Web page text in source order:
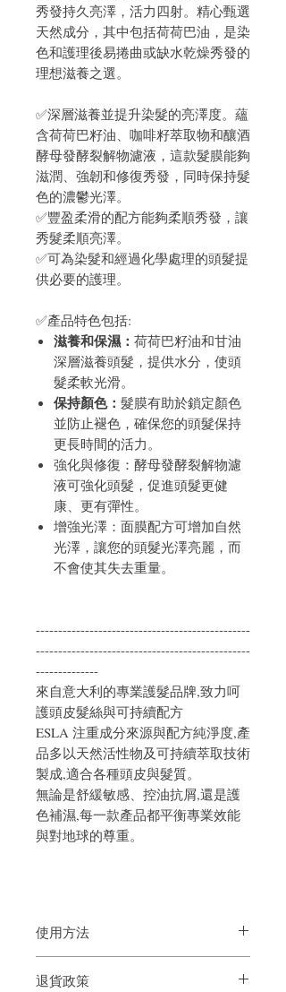
秀發持久亮澤，活力四射。精心甄選
天然成分，其中包括荷荷巴油，是染
色和護理後易捲曲或缺水乾燥秀發的
理想滋養之選。
✅深層滋養並提升染髮的亮澤度。蘊
含荷荷巴籽油、咖啡籽萃取物和釀酒
酵母發酵裂解物濾液，這款髮膜能夠
滋潤、強韌和修復秀發，同時保持髮
色的濃鬱光澤。
✅豐盈柔滑的配方能夠柔順秀發，讓
秀髮柔順亮澤。
✅可為染髮和經過化學處理的頭髮提
供必要的護理。
✅產品特色包括:
滋養和保濕： 荷荷巴籽油和甘油
深層滋養頭髮，提供水分，使頭
髮柔軟光滑。
保持顏色： 髮膜有助於鎖定顏色
並防止褪色，確保您的頭髮保持
更長時間的活力。
強化與修復：酵母發酵裂解物濾
液可強化頭髮，促進頭髮更健
康、更有彈性。
增強光澤：面膜配方可增加自然
光澤，讓您的頭髮光澤亮麗，而
不會使其失去重量。
------------------------------------------------
------------------------------------------------
--------------
來自意大利的專業護髮品牌,致力呵
護頭皮髮絲與可持續配方
ESLA 注重成分來源與配方純淨度,產
品多以天然活性物及可持續萃取技術
製成,適合各種頭皮與髮質。
無論是舒緩敏感、控油抗屑,還是護
色補濕,每一款產品都平衡專業效能
與對地球的尊重。
使用方法
10分鐘，然後沖洗乾淨。每週使用一至兩
退貨政策